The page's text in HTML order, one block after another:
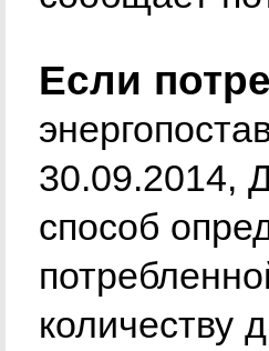
Если
30.09.2014,
способ
количеству